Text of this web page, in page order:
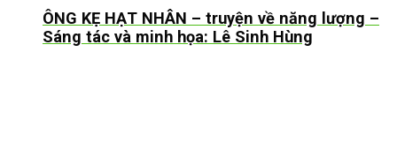
ÔNG KẸ HẠT NHÂN – truyện về năng lượng –
Sáng tác và minh họa: Lê Sinh Hùng